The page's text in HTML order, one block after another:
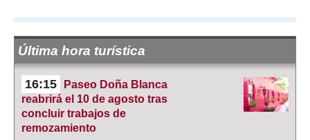
Última hora turística
16:15
Paseo Doña Blanca
reabrirá el 10 de agosto tras
concluir trabajos de
remozamiento